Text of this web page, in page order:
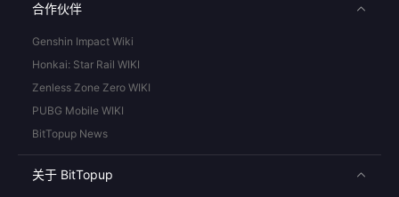
合作伙伴
Genshin Impact Wiki
Honkai: Star Rail WIKI
Zenless Zone Zero WIKI
PUBG Mobile WIKI
BitTopup News
关于 BitTopup